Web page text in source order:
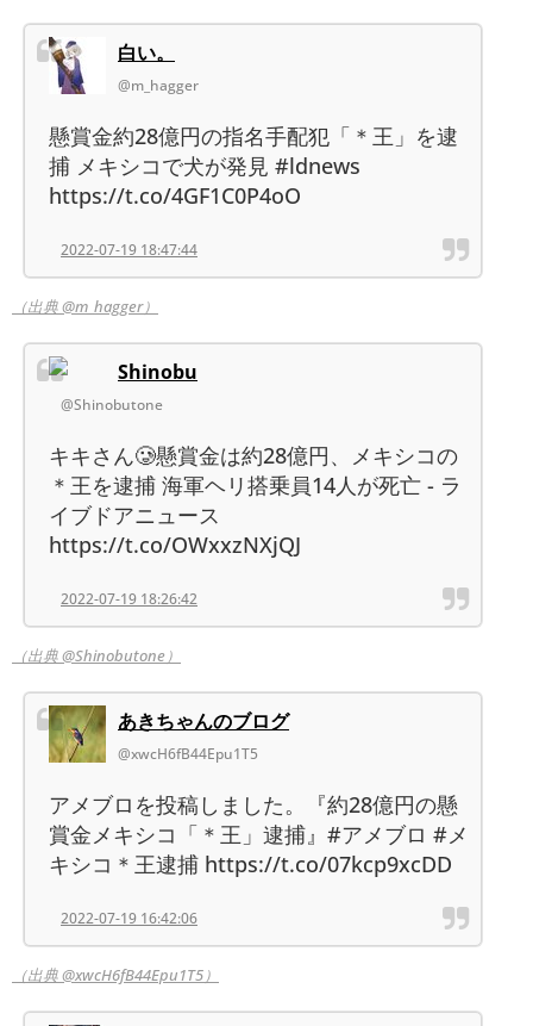
白い。
@m_hagger
懸賞金約28億円の指名手配犯「＊王」を逮
捕 メキシコで犬が発見 #ldnews
https://t.co/4GF1C0P4oO
2022-07-19 18:47:44
（出典 @m_hagger）
Shinobu
@Shinobutone
キキさん🥲懸賞金は約28億円、メキシコの
＊王を逮捕 海軍ヘリ搭乗員14人が死亡 - ラ
イブドアニュース
https://t.co/OWxxzNXjQJ
2022-07-19 18:26:42
（出典 @Shinobutone）
あきちゃんのブログ
@xwcH6fB44Epu1T5
アメブロを投稿しました。『約28億円の懸
賞金メキシコ「＊王」逮捕』#アメブロ #メ
キシコ＊王逮捕 https://t.co/07kcp9xcDD
2022-07-19 16:42:06
（出典 @xwcH6fB44Epu1T5）